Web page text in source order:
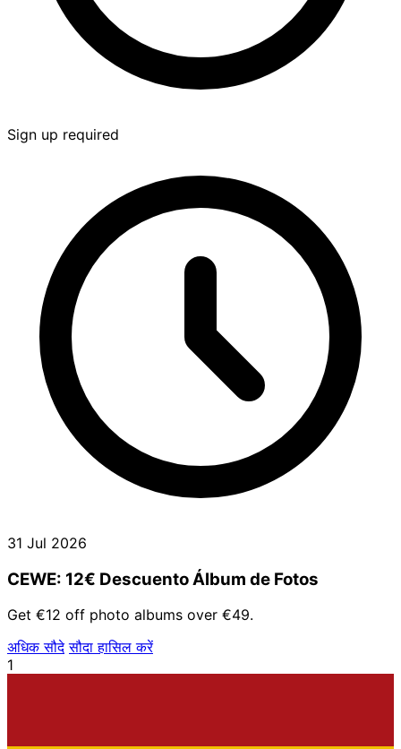
Sign up required
31 Jul 2026
CEWE: 12€ Descuento Álbum de Fotos
Get €12 off photo albums over €49.
अधिक सौदे सौदा हासिल करें
1